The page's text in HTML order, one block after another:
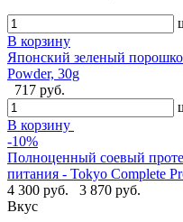
В корзину
Японский зеленый
Powder, 30g
717 руб.
В корзину
-10%
Полноценный соевый
питания - Tokyo Complete
4 300 руб.
3 870 руб.
Вкус